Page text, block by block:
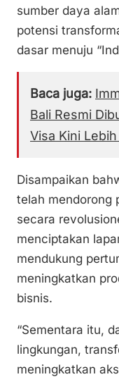
sumber daya
potensi
dasar menuju
Baca juga:
Bali Resmi
Visa Kini
Disampaikan
telah mendorong
secara
menciptakan
mendukung
meningkatkan
bisnis.
“Sementara itu,
lingkungan,
meningkatkan